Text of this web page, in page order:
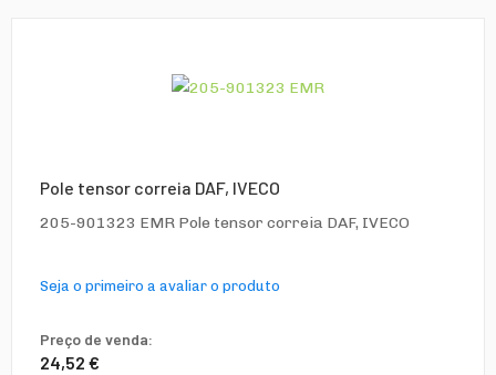
Pole tensor correia DAF, IVECO
205-901323 EMR Pole tensor correia DAF, IVECO
Seja o primeiro a avaliar o produto
Preço de venda:
24,52 €